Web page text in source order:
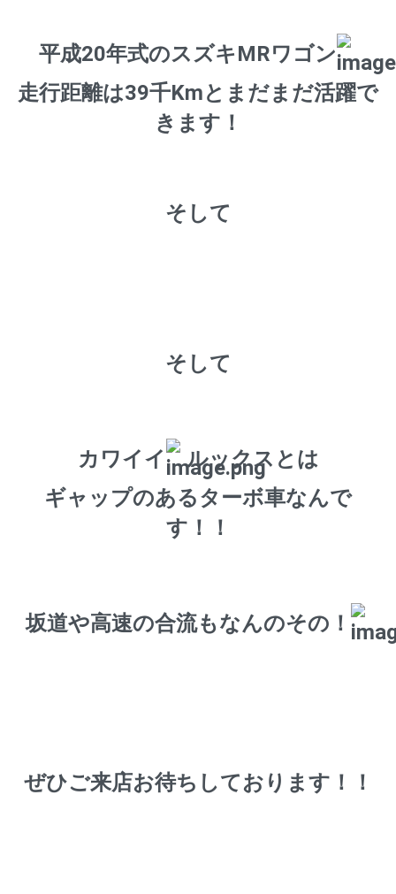
平成20年式のスズキMRワゴン
走行距離は39千Kmとまだまだ活躍で
きます！
そして
そして
カワイイ
ルックスとは
ギャップのあるターボ車なんで
す！！
坂道や高速の合流もなんのその！
ぜひご来店お待ちしております！！